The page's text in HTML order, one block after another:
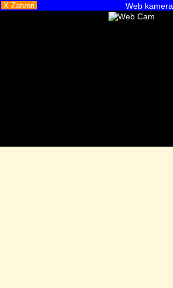
X Zatvori Web kamera